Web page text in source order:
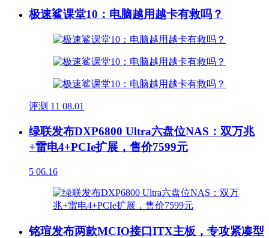
极速鲨课堂10：电脑越用越卡有救吗？
评测 11 08.01
绿联发布DXP6800 Ultra六盘位NAS：双万兆
+雷电4+PCIe扩展，售价7599元
5 06.16
铭瑄发布两款MCIO接口ITX主板，专攻紧凑型